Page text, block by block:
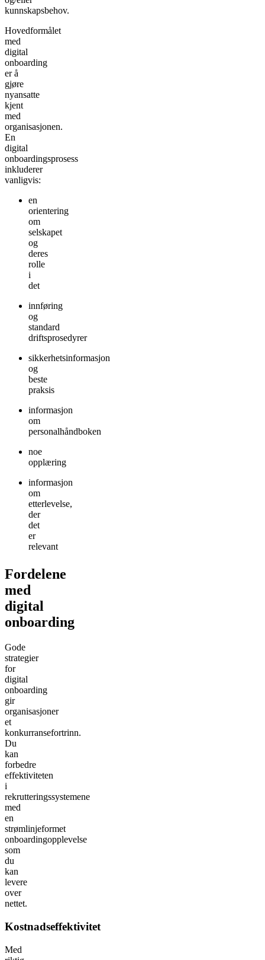
kunnskapsbehov.
Hovedformålet
med
digital
onboarding
er å
gjøre
nyansatte
kjent
med
organisasjonen.
En
digital
onboardingsprosess
inkluderer
vanligvis:
en
orientering
om
selskapet
og
deres
rolle
i
det
innføring
og
standard
driftsprosedyrer
sikkerhetsinformasjon
og
beste
praksis
informasjon
om
personalhåndboken
noe
opplæring
informasjon
om
etterlevelse,
der
det
er
relevant
Fordelene
med
digital
onboarding
Gode
strategier
for
digital
onboarding
gir
organisasjoner
et
konkurransefortrinn.
Du
kan
forbedre
effektiviteten
i
rekrutteringssystemene
med
en
strømlinjeformet
onboardingopplevelse
som
du
kan
levere
over
nettet.
Kostnadseffektivitet
Med